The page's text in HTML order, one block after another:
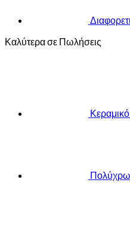
Καλύτερα σε Πωλήσεις